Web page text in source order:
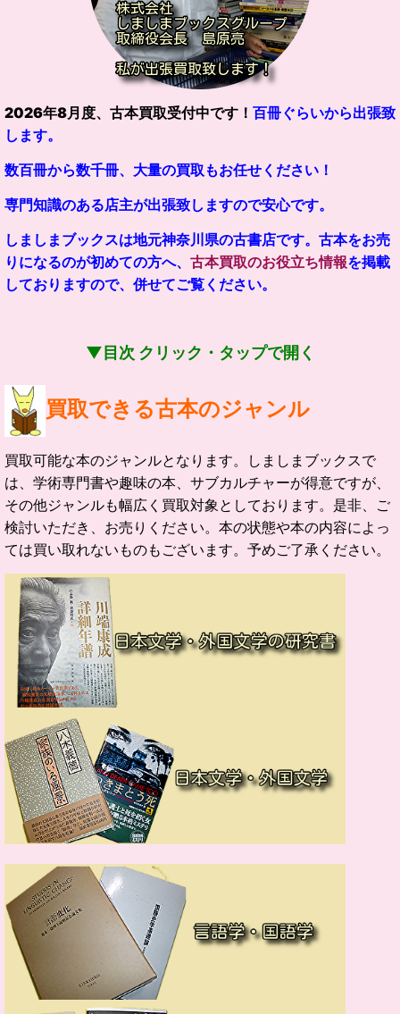
2026年8月度、古本買取受付中です！ 百冊ぐらいから出張致
します。
数百冊から数千冊、大量の買取もお任せください！
専門知識のある店主が出張致しますので安心です。
しましまブックスは地元神奈川県の古書店です。 古本をお売
りになるのが初めての方へ、 古本買取のお役立ち情報を掲載
しておりますので、併せてご覧ください。
▼目次 クリック・タップで開く
買取できる古本のジャンル
買取可能な本のジャンルとなります。しましまブックスで
は、学術専門書や趣味の本、サブカルチャーが得意ですが、
その他ジャンルも幅広く買取対象としております。是非、ご
検討いただき、お売りください。本の状態や本の内容によっ
ては買い取れないものもございます。予めご了承ください。